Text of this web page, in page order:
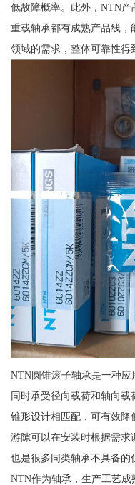
低故障概率。此外，NTN
重载轴承都有成熟产品线，
领域的需求，整体可靠性得
NTN圆锥滚子轴承是一种
同时承受径向载荷和轴向
锥形设计相匹配，可有效降
游隙可以在安装时根据需
也是很多同类轴承不具备的
NTN作为轴承，生产工艺